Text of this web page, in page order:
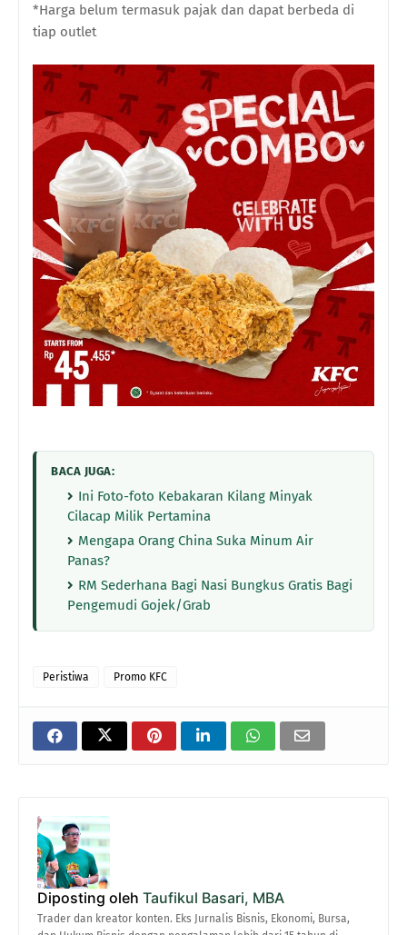
*Harga belum termasuk pajak dan dapat berbeda di
tiap outlet
BACA JUGA:
Ini Foto-foto Kebakaran Kilang Minyak
Cilacap Milik Pertamina
Mengapa Orang China Suka Minum Air
Panas?
RM Sederhana Bagi Nasi Bungkus Gratis Bagi
Pengemudi Gojek/Grab
Peristiwa Promo KFC
Diposting oleh Taufikul Basari, MBA
Trader dan kreator konten. Eks Jurnalis Bisnis, Ekonomi, Bursa,